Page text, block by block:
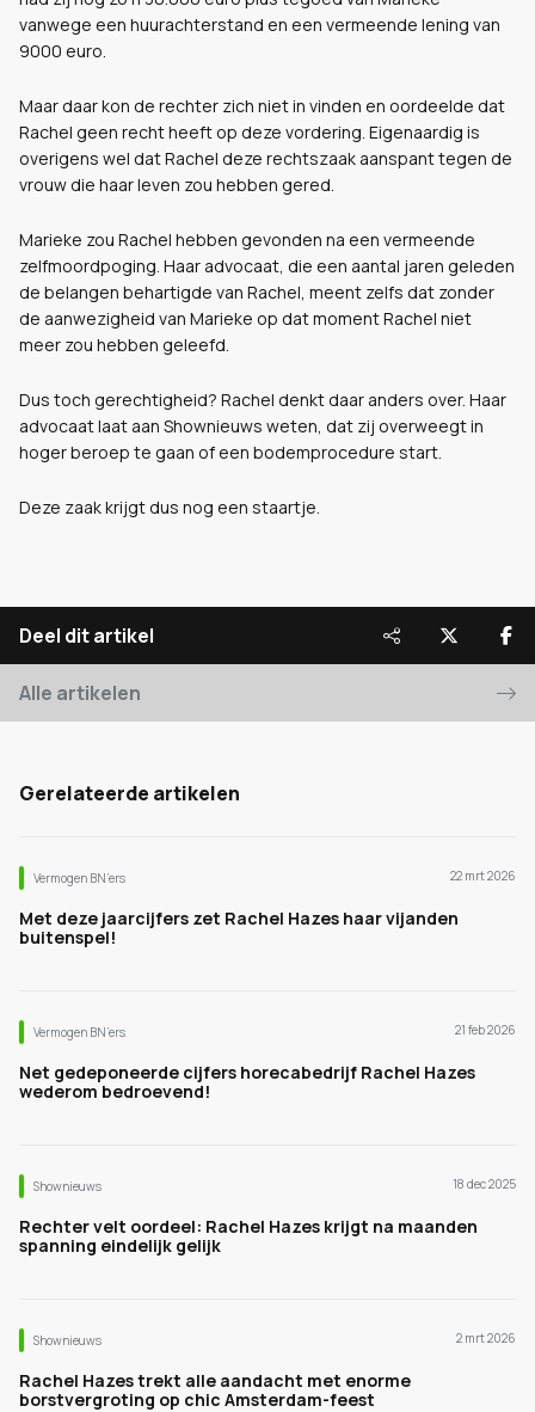
vanwege een huurachterstand en een vermeende lening van
9000 euro.
Maar daar kon de rechter zich niet in vinden en oordeelde dat
Rachel geen recht heeft op deze vordering. Eigenaardig is
overigens wel dat Rachel deze rechtszaak aanspant tegen de
vrouw die haar leven zou hebben gered.
Marieke zou Rachel hebben gevonden na een vermeende
zelfmoordpoging. Haar advocaat, die een aantal jaren geleden
de belangen behartigde van Rachel, meent zelfs dat zonder
de aanwezigheid van Marieke op dat moment Rachel niet
meer zou hebben geleefd.
Dus toch gerechtigheid? Rachel denkt daar anders over. Haar
advocaat laat aan Shownieuws weten, dat zij overweegt in
hoger beroep te gaan of een bodemprocedure start.
Deze zaak krijgt dus nog een staartje.
Deel dit artikel
Alle artikelen
Gerelateerde artikelen
Vermogen BN’ers 22 mrt 2026
Met deze jaarcijfers zet Rachel Hazes haar vijanden
buitenspel!
Vermogen BN’ers 21 feb 2026
Net gedeponeerde cijfers horecabedrijf Rachel Hazes
wederom bedroevend!
Shownieuws 18 dec 2025
Rechter velt oordeel: Rachel Hazes krijgt na maanden
spanning eindelijk gelijk
Shownieuws 2 mrt 2026
Rachel Hazes trekt alle aandacht met enorme
borstvergroting op chic Amsterdam-feest